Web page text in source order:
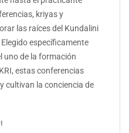
kriyas y
las raíces del Kundalini
específicamente
uno de la formación
estas conferencias
cultivan la conciencia de